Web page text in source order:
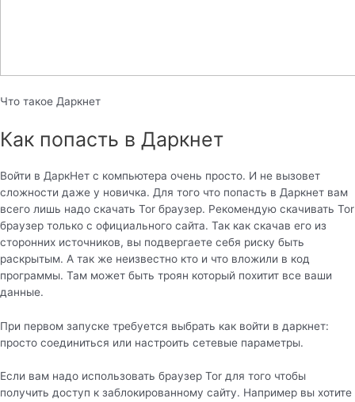
Что такое Даркнет
Как попасть в Даркнет
Войти в ДаркНет с компьютера очень просто. И не вызовет
сложности даже у новичка. Для того что попасть в Даркнет вам
всего лишь надо скачать Tor браузер. Рекомендую скачивать Tor
браузер только с официального сайта. Так как скачав его из
сторонних источников, вы подвергаете себя риску быть
раскрытым. А так же неизвестно кто и что вложили в код
программы. Там может быть троян который похитит все ваши
данные.
При первом запуске требуется выбрать как войти в даркнет:
просто соединиться или настроить сетевые параметры.
Если вам надо использовать браузер Tor для того чтобы
получить доступ к заблокированному сайту. Например вы хотите